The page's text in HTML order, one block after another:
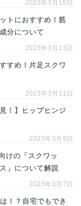
2023年3月15日
トにおすすめ！筋
分について
2023年3月13日
すめ！片足スクワ
2023年3月11日
！】ヒップヒンジ
2023年3月9日
けの「スクワッ
」について解説
2023年3月7日
！？自宅でもでき